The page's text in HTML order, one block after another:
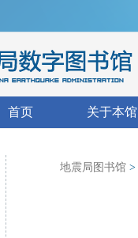
搜索表单
首页 关于本馆
地震局图书馆 >